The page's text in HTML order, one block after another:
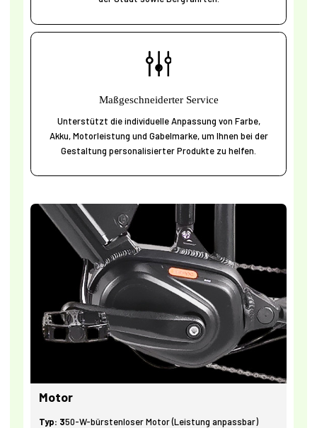
Maßgeschneiderter Service
Unterstützt die individuelle Anpassung von Farbe,
Akku, Motorleistung und Gabelmarke, um Ihnen bei der
Gestaltung personalisierter Produkte zu helfen.
Motor
Typ: 350-W-bürstenloser Motor (Leistung anpassbar)